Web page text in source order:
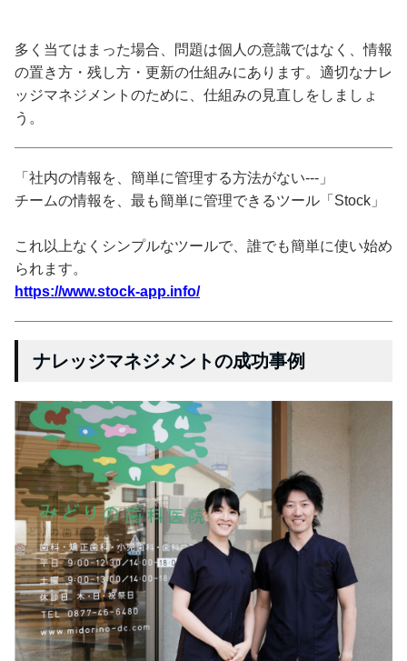
多く当てはまった場合、問題は個人の意識ではなく、情報
の置き方・残し方・更新の仕組みにあります。適切なナレ
ッジマネジメントのために、仕組みの見直しをしましょ
う。
「社内の情報を、簡単に管理する方法がない---」
チームの情報を、最も簡単に管理できるツール「Stock」
これ以上なくシンプルなツールで、誰でも簡単に使い始め
られます。
https://www.stock-app.info/
ナレッジマネジメントの成功事例